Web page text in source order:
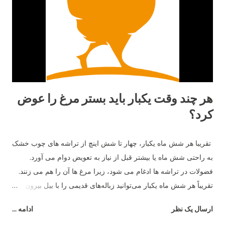
هر چند وقت یکبار باید بستر مرغ را عوض
کرد؟
تقریبا هر شش ماه یکبار، چهار تا شش اینچ از تراشه های چوب خشک
به راحتی شش ماه یا بیشتر قبل از نیاز به تعویض دوام می آورد.
فضولات در تراشه ها ادغام می شود، زیرا مرغ ها آن را هم می زنند.
تقریباً هر شش ماه یکبار می‌توانید زباله‌های قدیمی را با بیل بیرون
ارسال یک نظر ادامه ...